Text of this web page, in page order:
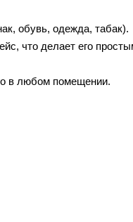
обувь, одежда, табак).
что делает его
в любом помещении.